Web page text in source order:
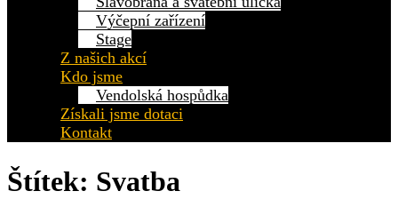
Výčepní zařízení
Stage
Z našich akcí
Kdo jsme
Vendolská hospůdka
Získali jsme dotaci
Kontakt
Štítek: Svatba